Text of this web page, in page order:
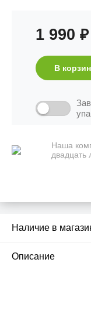
1 990 ₽
В
Наша
двадцать
Наличие в
Описание